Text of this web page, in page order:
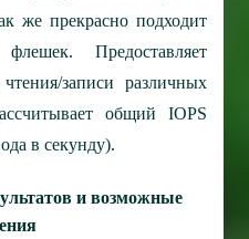
же прекрасно подходит
Предоставляет
записи различных
общий IOPS
в секунду).
и возможные